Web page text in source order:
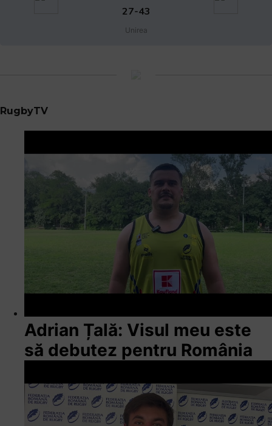
27-43
Unirea
RugbyTV
Adrian Țală: Visul meu este
să debutez pentru România